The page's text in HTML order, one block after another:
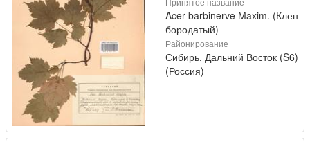
Acer barbinerve Maxim. (Клен
бородатый)
Районирование
Сибирь, Дальний Восток (S6)
(Россия)